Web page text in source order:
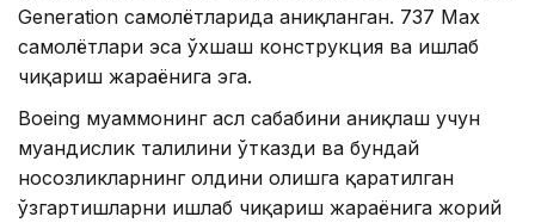
Generation самолётларида аниқланган. 737 Max
самолётлари эса ўхшаш конструкция ва ишлаб
чиқариш жараёнига эга.
Boeing муаммонинг асл сабабини аниқлаш учун
муҳандислик таҳлилини ўтказди ва бундай
носозликларнинг олдини олишга қаратилган
ўзгартишларни ишлаб чиқариш жараёнига жорий